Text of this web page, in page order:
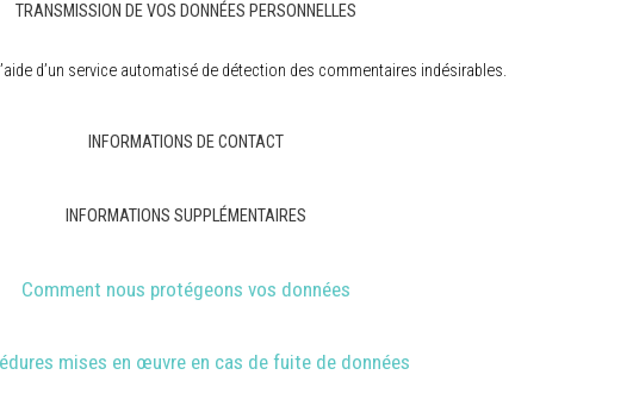
TRANSMISSION DE VOS DONNÉES PERSONNELLES
d’un service automatisé de détection des commentaires indésirables.
INFORMATIONS DE CONTACT
INFORMATIONS SUPPLÉMENTAIRES
Comment nous protégeons vos données
mises en œuvre en cas de fuite de données